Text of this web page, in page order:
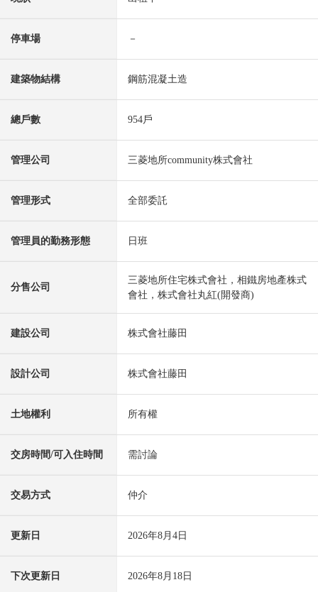
停車場 －
建築物結構 鋼筋混凝土造
總戶數 954戶
管理公司 三菱地所community株式會社
管理形式 全部委託
管理員的勤務形態 日班
分售公司
三菱地所住宅株式會社，相鐵房地產株式
會社，株式會社丸紅(開發商)
建設公司 株式會社藤田
設計公司 株式會社藤田
土地權利 所有權
交房時間/可入住時間 需討論
交易方式 仲介
更新日 2026年8月4日
下次更新日 2026年8月18日